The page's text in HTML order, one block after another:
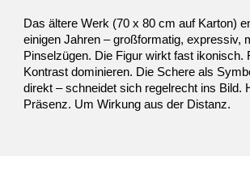
Das ältere Werk (70 x 80 cm auf Karton)
einigen Jahren – großformatig, expressiv,
Pinselzügen. Die Figur wirkt fast ikonisch.
Kontrast dominieren. Die Schere als
direkt – schneidet sich regelrecht ins Bild.
Präsenz. Um Wirkung aus der Distanz.